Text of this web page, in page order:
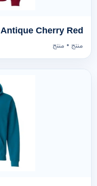
Antique Cherry Red بلوفر بغطاء رأس
منتج • منتج